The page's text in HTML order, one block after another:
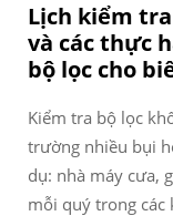
Lịch kiểm
và các thực
bộ lọc cho
Kiểm tra bộ lọc
trường nhiều bụi
dụ: nhà máy cưa,
mỗi quý trong các